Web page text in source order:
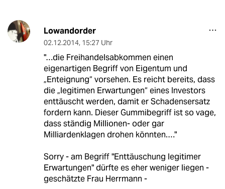
Lowandorder
02.12.2014, 15:27 Uhr
"…die Freihandelsabkommen einen
eigenartigen Begriff von Eigentum und
„Enteignung“ vorsehen. Es reicht bereits, dass
die „legitimen Erwartungen“ eines Investors
enttäuscht werden, damit er Schadensersatz
fordern kann. Dieser Gummibegriff ist so vage,
dass ständig Millionen- oder gar
Milliardenklagen drohen könnten.…"
Sorry - am Begriff "Enttäuschung legitimer
Erwartungen" dürfte es eher weniger liegen -
geschätzte Frau Herrmann -